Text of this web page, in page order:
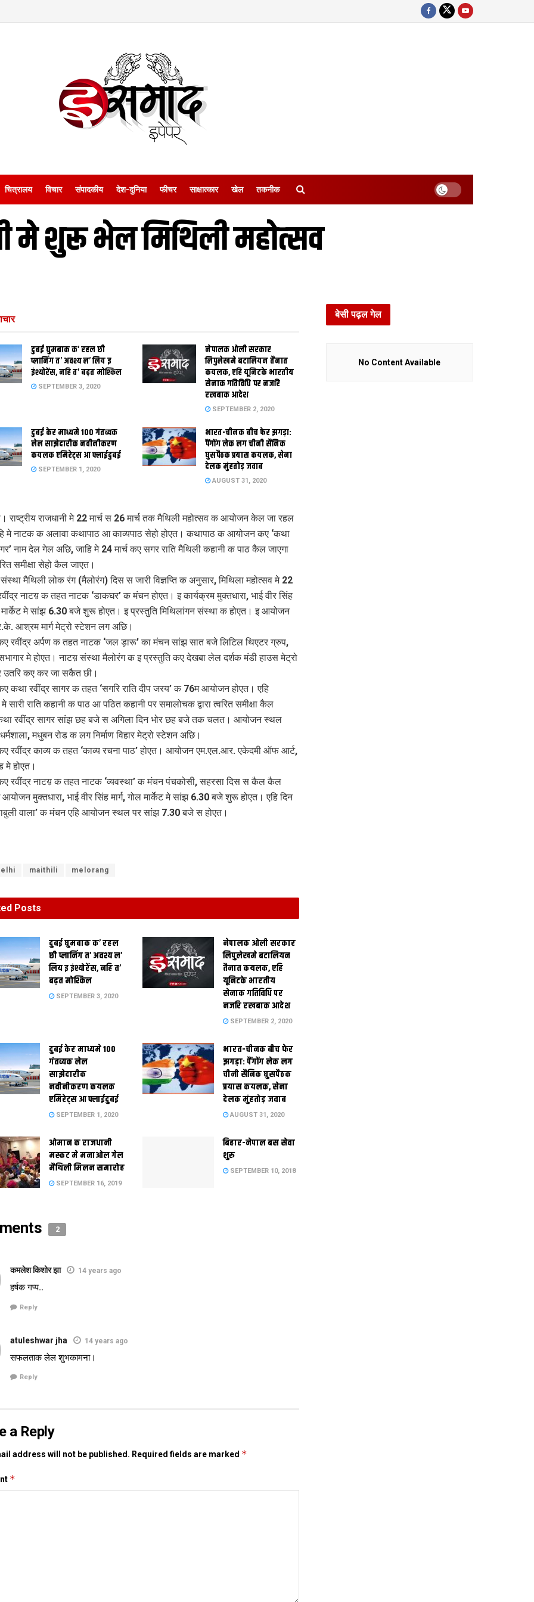
चित्रालय विचार संपादकीय देश-दुनिया फीचर साक्षात्‍कार खेल तकनीक
मे शुरू भेल मिथिली महोत्‍सव
दुबई घुमबाक क’ रहल छी
प्लानिंग त’ अवश्य ल’ लिय इ
इंश्योरेंस, नहि त’ बढ़त मोश्किल
SEPTEMBER 3, 2020
नेपालक ओली सरकार
लिपुलेखमे बटालियन तैनात
कयलक, एहि यूनिटके भारतीय
सेनाक गतिविधि पर नजरि
रखबाक आदेश
SEPTEMBER 2, 2020
दुबई केर माध्यमे 100 गंतव्यक
लेल साझेदारीक नवीनीकरण
कयलक एमिरेट्स आ फ्लाईदुबई
SEPTEMBER 1, 2020
भारत-चीनक बीच फेर झगड़ा:
पैंगोंग लेक लग चीनी सैनिक
घुसपैठक प्रयास कयलक, सेना
देलक मुंहतोड़ जवाब
AUGUST 31, 2020
राष्ट्रीय राजधानी मे 22 मार्च स 26 मार्च तक मैथिली महोत्सव क आयोजन केल जा रहल
मे नाटक क अलावा कथापाठ आ काव्यपाठ सेहो होएत। कथापाठ क आयोजन कए ‘कथा
नाम देल गेल अछि, जाहि मे 24 मार्च कए सगर राति मैथिली कहानी क पाठ कैल जाएगा
समीक्षा सेहो कैल जाएत।
मैथिली लोक रंग (मैलोरंग) दिस स जारी विज्ञप्ति क अनुसार, मिथिला महोत्सव मे 22
नाटय़ क तहत नाटक ‘डाकघर’ क मंचन होएत। इ कार्यक्रम मुक्तधारा, भाई वीर सिंह
मार्केट मे सांझ 6.30 बजे शुरू होएत। इ प्रस्तुति मिथिलांगन संस्था क होएत। इ आयोजन
आश्रम मार्ग मेट्रो स्टेशन लग अछि।
रवींद्र अर्पण क तहत नाटक ‘जल ड़ारू’ का मंचन सांझ सात बजे लिटिल थिएटर ग्रुप,
मे होएत। नाटय़ संस्था मैलोरंग क इ प्रस्तुति कए देखबा लेल दर्शक मंडी हाउस मेट्रो
उतरि कए कर जा सकैत छी।
कथा रवींद्र सागर क तहत ‘सगरि राति दीप जरय’ क 76म आयोजन होएत। एहि
सारी राति कहानी क पाठ आ पठित कहानी पर समालोचक द्वारा त्वरित समीक्षा कैल
रवींद्र सागर सांझ छह बजे स अगिला दिन भोर छह बजे तक चलत। आयोजन स्थल
मधुबन रोड क लग निर्माण विहार मेट्रो स्टेशन अछि।
रवींद्र काव्य क तहत ‘काव्य रचना पाठ’ होएत। आयोजन एम.एल.आर. एकेदमी ऑफ आर्ट,
मे होएत।
रवींद्र नाटय़ क तहत नाटक ‘व्यवस्था’ क मंचन पंचकोसी, सहरसा दिस स कैल कैल
मुक्तधारा, भाई वीर सिंह मार्ग, गोल मार्केट मे सांझ 6.30 बजे शुरू होएत। एहि दिन
वाला’ क मंचन एहि आयोजन स्थल पर सांझ 7.30 बजे स होएत।
maithili melorang
Posts
दुबई घुमबाक क’ रहल
छी प्लानिंग त’ अवश्य ल’
लिय इ इंश्योरेंस, नहि त’
बढ़त मोश्किल
SEPTEMBER 3, 2020
नेपालक ओली सरकार
लिपुलेखमे बटालियन
तैनात कयलक, एहि
यूनिटके भारतीय
सेनाक गतिविधि पर
नजरि रखबाक आदेश
SEPTEMBER 2, 2020
दुबई केर माध्यमे 100
गंतव्यक लेल
साझेदारीक
नवीनीकरण कयलक
एमिरेट्स आ फ्लाईदुबई
SEPTEMBER 1, 2020
भारत-चीनक बीच फेर
झगड़ा: पैंगोंग लेक लग
चीनी सैनिक घुसपैठक
प्रयास कयलक, सेना
देलक मुंहतोड़ जवाब
AUGUST 31, 2020
ओमान क राजधानी
मस्‍कट मे मनाओल गेल
मैथि‍ली मिलन समारोह
SEPTEMBER 16, 2019
बिहार-नेपाल बस सेवा
शुरु
SEPTEMBER 10, 2018
2
कमलेश किशोर झा 14 years ago
हर्षक गप्प..
Reply
atuleshwar jha 14 years ago
सफलताक लेल शुभकामना।
Reply
a Reply
address will not be published. Required fields are marked *
*
बेसी पढ़ल गेल
No Content Available